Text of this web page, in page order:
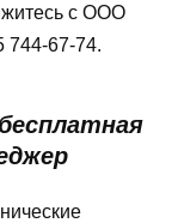
с ООО
67-74.